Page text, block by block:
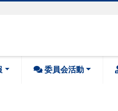
委員会活動